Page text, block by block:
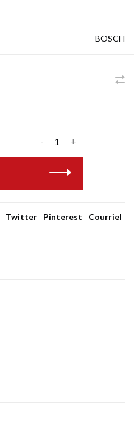
BOSCH
+
-
Twitter Pinterest Courriel